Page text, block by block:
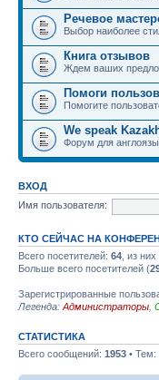
Речевое
Выбор наиболее
Книга отзывов
Ждем ваших
Помоги
Помогите
We speak
Форум для
ВХОД
Имя пользователя:
КТО СЕЙЧАС НА
Всего посетителей: 64 , из
Больше всего посетителей (
Зарегистрированные
Легенда: Администраторы
СТАТИСТИКА
Всего сообщений: 1953 • Тем: